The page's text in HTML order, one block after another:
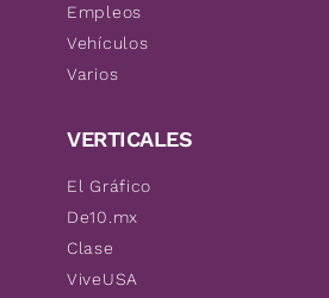
Empleos
Vehículos
Varios
VERTICALES
El Gráfico
De10.mx
Clase
ViveUSA